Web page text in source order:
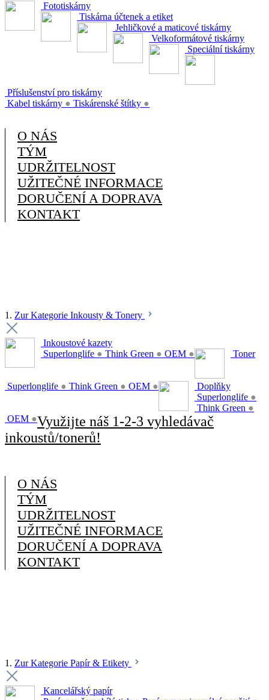
Fototiskárny
Tiskárna účtenek a etiket
Jehličkové a maticové tiskárny
Velkoformátové tiskárny
Speciální tiskárny
Příslušenství pro tiskárny
Kabel tiskárny ● Tiskárenské štítky ●
O NÁS
TÝM
UDRŽITELNOST
UŽITEČNÉ INFORMACE
DORUČENÍ A DOPRAVA
KONTAKT
1. Zur Kategorie Inkousty & Tonery
Inkoustové kazety
Superlonglife ● Think Green ● OEM ● Toner
Superlonglife ● Think Green ● OEM ●
Doplňky
Superlonglife ●
Think Green ●
OEM ●Využijte náš 1-2-3 vyhledávač
inkoustů/tonerů!
O NÁS
TÝM
UDRŽITELNOST
UŽITEČNÉ INFORMACE
DORUČENÍ A DOPRAVA
KONTAKT
1. Zur Kategorie Papír & Etikety
Kancelářský papír